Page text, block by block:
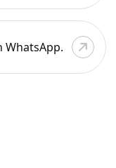
WhatsApp.